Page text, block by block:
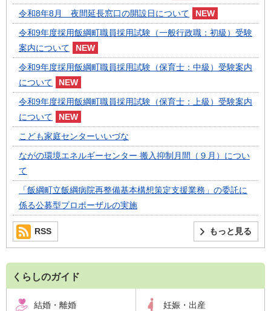
令和8年8月 夜間延長窓口の開設日について
令和9年度採用飯綱町職員採用試験（一般行政職：初級）受験
案内について
令和9年度採用飯綱町職員採用試験（保育士：中級）受験案内
について
令和9年度採用飯綱町職員採用試験（保育士：上級）受験案内
について
こども家庭センターいいづな
ながの環境エネルギーセンター 搬入抑制月間（９月）につい
て
「飯綱町立飯綱病院再整備基本構想策定支援業務」の委託に
係る公募型プロポーザルの実施
もっと見る
RSS
くらしのガイド
結婚・離婚 妊娠・出産